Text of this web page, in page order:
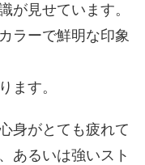
が見せています。
ラーで鮮明な印象
ます。
身がとても疲れて
あるいは強いスト